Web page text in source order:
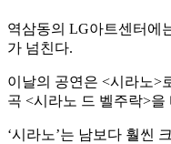
역삼동의 LG아트센터에
가 넘친다.
이날의 공연은 <시라노>
곡 <시라노 드 벨주락>
‘시라노’는 남보다 훨씬